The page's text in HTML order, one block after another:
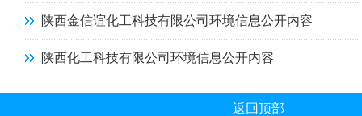
陕西金信谊化工科技有限公司环境信息公开内容
陕西化工科技有限公司环境信息公开内容
返回顶部